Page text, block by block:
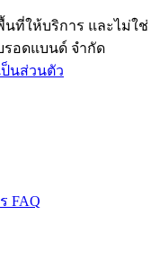
นที่ให้บริการ และไม่ใช่
รอดแบนด์ จำกัด
นส่วนตัว
FAQ